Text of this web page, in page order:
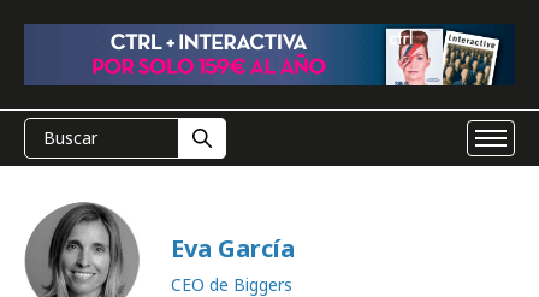
Eva García
CEO de Biggers